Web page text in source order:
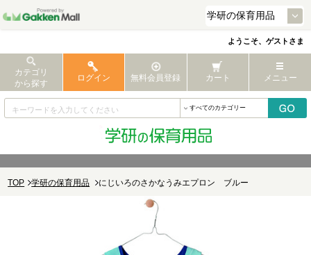
ようこそ、ゲストさま
カテゴリ
から探す
ログイン 無料会員登録 カート メニュー
TOP 学研の保育用品 にじいろのさかなうみエプロン ブルー